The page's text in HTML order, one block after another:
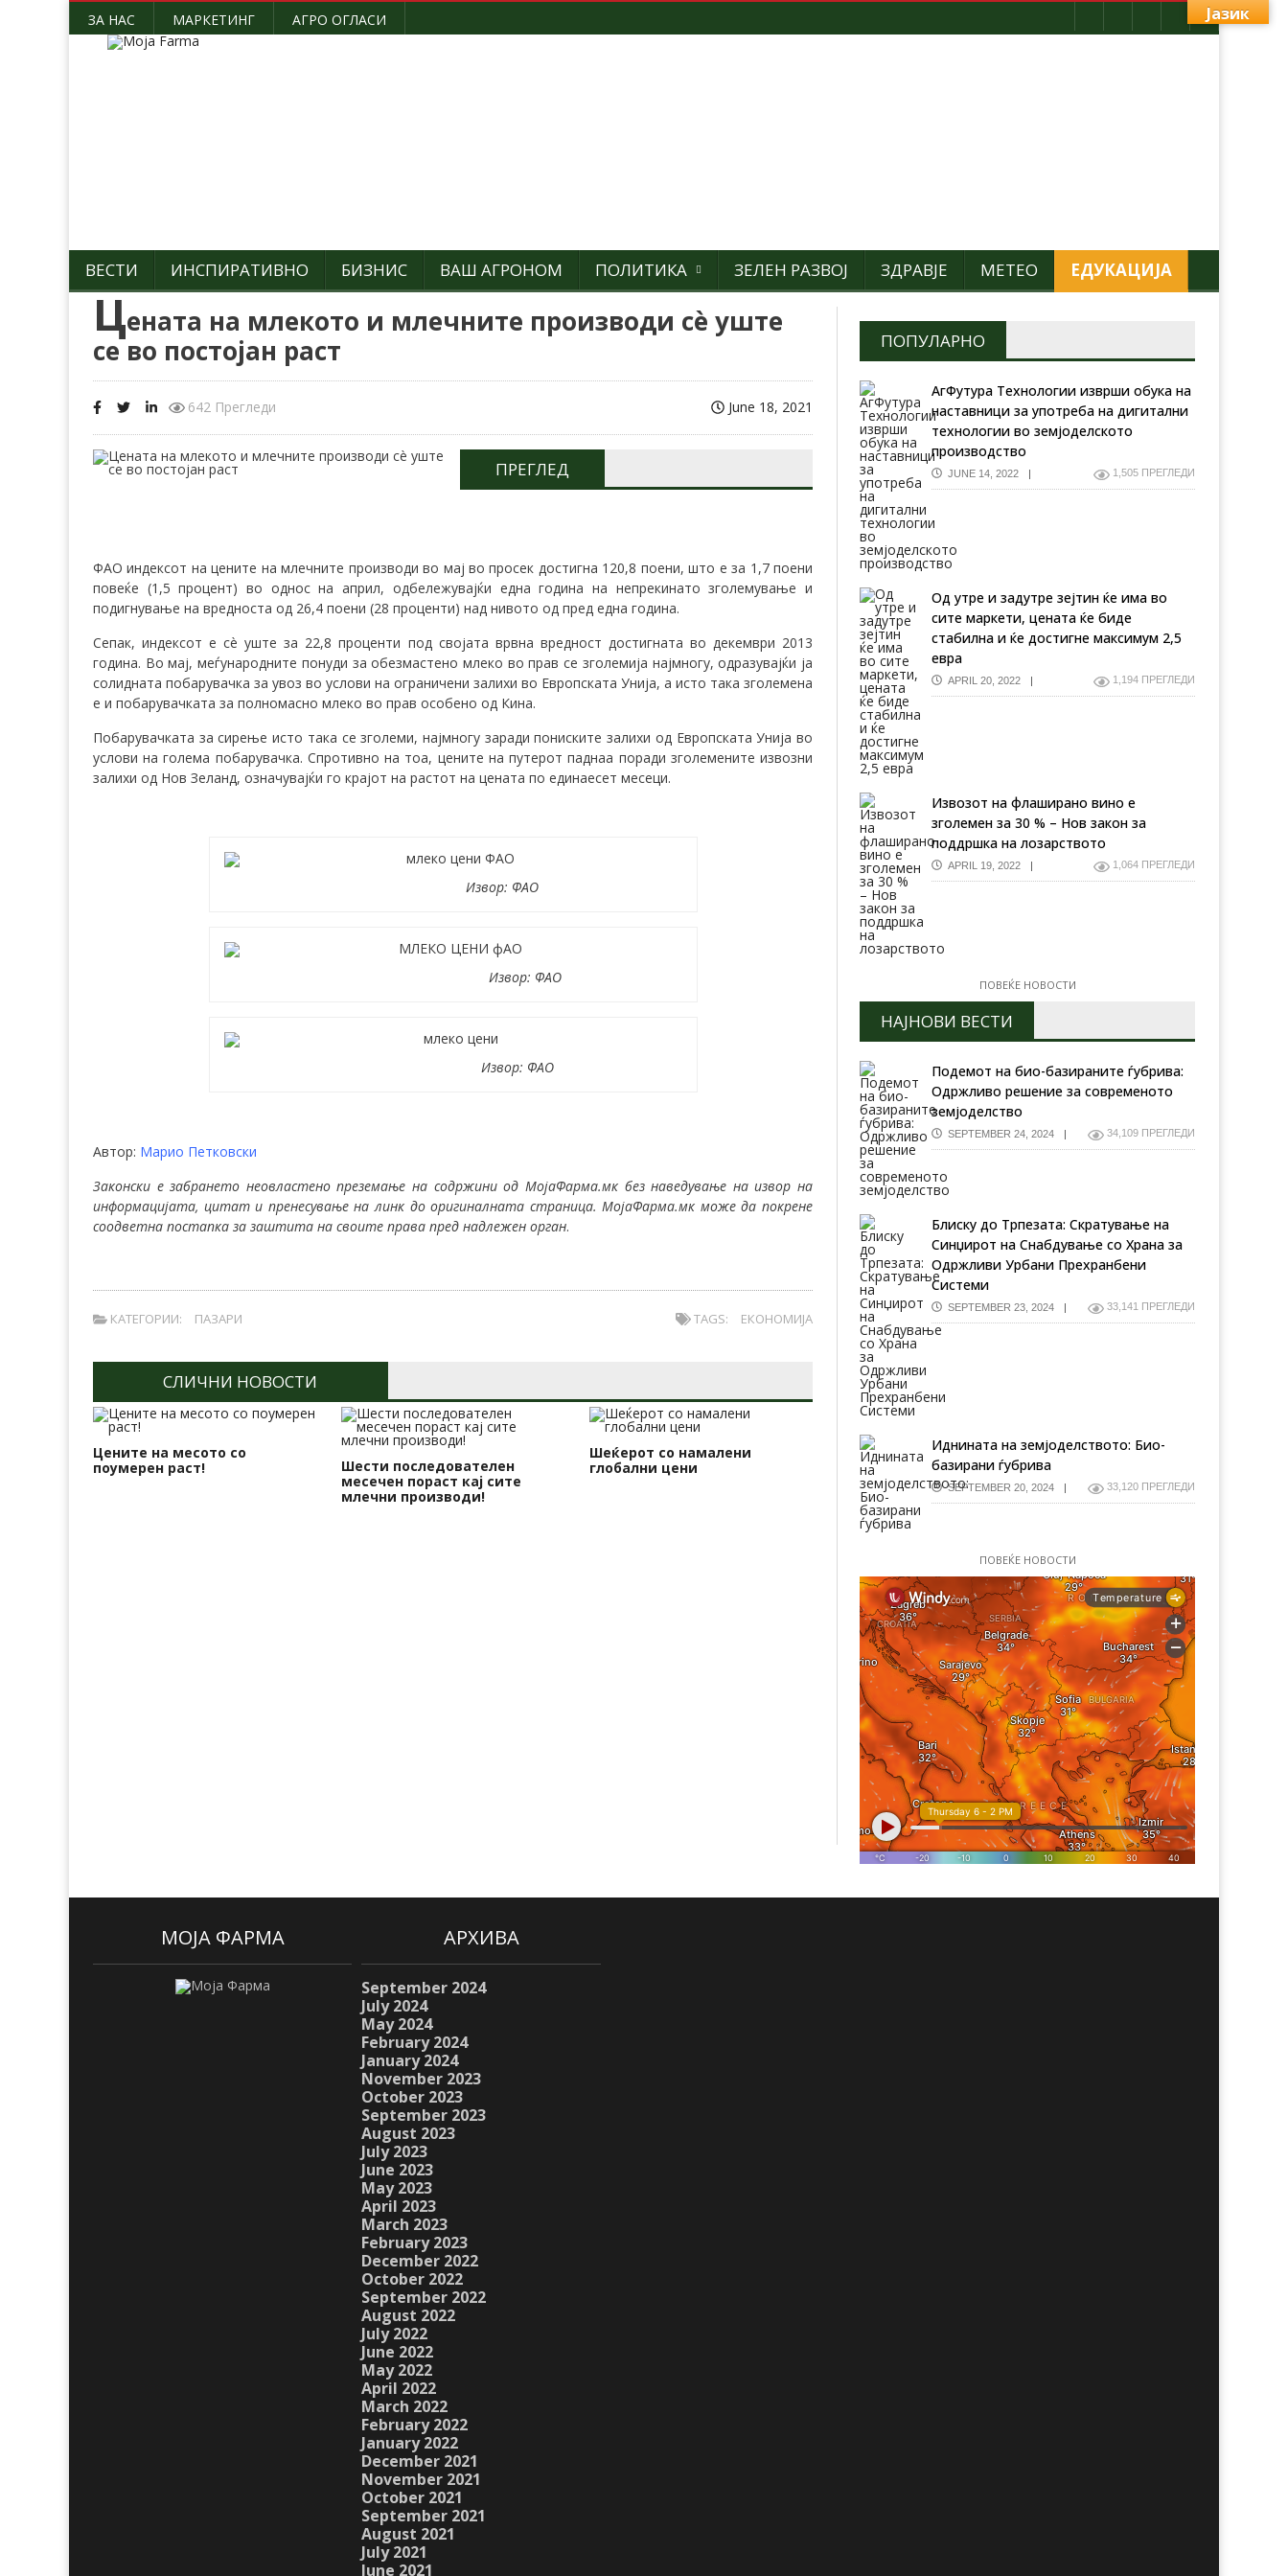
ЗА НАС МАРКЕТИНГ АГРО ОГЛАСИ
ВЕСТИ ИНСПИРАТИВНО БИЗНИС ВАШ АГРОНОМ ПОЛИТИКА ЗЕЛЕН РАЗВОЈ ЗДРАВЈЕ МЕТЕО ЕДУКАЦИЈА
Цената на млекото и млечните производи сè уште
се во постојан раст
642 Прегледи June 18, 2021
ПРЕГЛЕД
ФАО индексот на цените на млечните производи во мај во просек достигна 120,8 поени, што е за 1,7 поени
повеќе (1,5 процент) во однос на април, одбележувајќи една година на непрекинато зголемување и
подигнување на вредноста од 26,4 поени (28 проценти) над нивото од пред една година.
Сепак, индексот е сè уште за 22,8 проценти под својата врвна вредност достигната во декември 2013
година. Во мај, меѓународните понуди за обезмастено млеко во прав се зголемија најмногу, одразувајќи ја
солидната побарувачка за увоз во услови на ограничени залихи во Европската Унија, а исто така зголемена
е и побарувачката за полномасно млеко во прав особено од Кина.
Побарувачката за сирење исто така се зголеми, најмногу заради пониските залихи од Европската Унија во
услови на голема побарувачка. Спротивно на тоа, цените на путерот паднаа поради зголемените извозни
залихи од Нов Зеланд, означувајќи го крајот на растот на цената по единаесет месеци.
Извор: ФАО
Извор: ФАО
Извор: ФАО
Автор: Марио Петковски
Законски е забрането неовластено преземање на содржини од МојаФарма.мк без наведување на извор на
информацијата, цитат и пренесување на линк до оригиналната страница. МојаФарма.мк може да покрене
соодветна постапка за заштита на своите права пред надлежен орган.
КАТЕГОРИИ: ПАЗАРИ TAGS: ЕКОНОМИЈА
СЛИЧНИ НОВОСТИ
Цените на месото со
поумерен раст!
Шести последователен
месечен пораст кај сите
млечни производи!
Шеќерот со намалени
глобални цени
Драстичен скок на цените на
храната на глобално ниво –
Предвидувањата упатуваат
на уште поголем раст!
Поволните временски
и постигнување на
ПОПУЛАРНО
АгФутура Технологии изврши обука на
наставници за употреба на дигитални
технологии во земјоделското
производство
JUNE 14, 2022 1,505 ПРЕГЛЕДИ
Од утре и задутре зејтин ќе има во
сите маркети, цената ќе биде
стабилна и ќе достигне максимум 2,5
евра
APRIL 20, 2022 1,194 ПРЕГЛЕДИ
Извозот на флаширано вино е
зголемен за 30 % – Нов закон за
поддршка на лозарството
APRIL 19, 2022 1,064 ПРЕГЛЕДИ
ПОВЕЌЕ НОВОСТИ
НАЈНОВИ ВЕСТИ
Подемот на био-базираните ѓубрива:
Одржливо решение за современото
земјоделство
SEPTEMBER 24, 2024 34,109 ПРЕГЛЕДИ
Блиску до Трпезата: Скратување на
Синџирот на Снабдување со Храна за
Одржливи Урбани Прехранбени
Системи
SEPTEMBER 23, 2024 33,141 ПРЕГЛЕДИ
Иднината на земјоделството: Био-
базирани ѓубрива
SEPTEMBER 20, 2024 33,120 ПРЕГЛЕДИ
ПОВЕЌЕ НОВОСТИ
МОЈА ФАРМА АРХИВА
September 2024
July 2024
May 2024
February 2024
January 2024
November 2023
October 2023
September 2023
August 2023
July 2023
June 2023
May 2023
April 2023
March 2023
February 2023
December 2022
October 2022
September 2022
August 2022
July 2022
June 2022
May 2022
April 2022
March 2022
February 2022
January 2022
December 2021
November 2021
October 2021
September 2021
August 2021
July 2021
June 2021
Јазик